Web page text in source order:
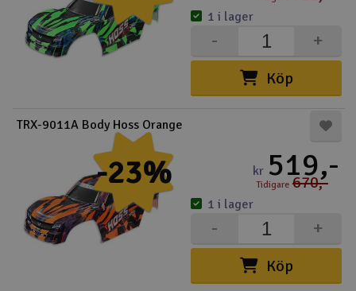
Köp
+
-
1 i lager
-23%
TRX-9011A Body Hoss Orange
kr 519,-
Tidigare 670,-
Köp
+
-
1 i lager